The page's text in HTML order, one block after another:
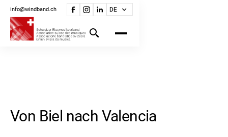
info@windband.ch DE
Von Biel nach Valencia